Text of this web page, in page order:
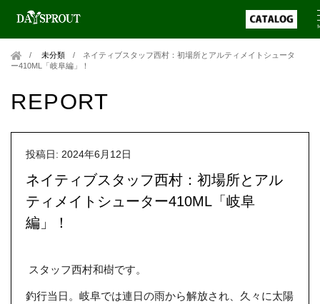
未分類 / ネイティブスタッフ西村：初場所とアルティメイトシュータ
ー410ML「岐阜編」！
REPORT
投稿日: 2024年6月12日
ネイティブスタッフ西村：初場所とアル
ティメイトシューター410ML「岐阜
編」！
スタッフ西村和樹です。
釣行当日。岐阜では連日の雨から解放され、久々に太陽